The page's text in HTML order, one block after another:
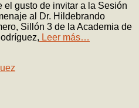
el gusto de invitar a la Sesión
al Dr. Hildebrando
Sillón 3 de la Academia de
Leer más…